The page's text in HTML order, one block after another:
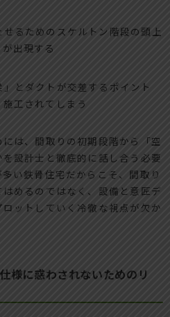
るためのスケルトン階段の頭上
出現する
とダクトが交差するポイント
工されてしまう
は、間取りの初期段階から「空
設計士と徹底的に話し合う必要
い鉄骨住宅だからこそ、間取り
めるのではなく、設備と意匠デ
ットしていく冷徹な視点が欠か
様に惑わされないためのリ